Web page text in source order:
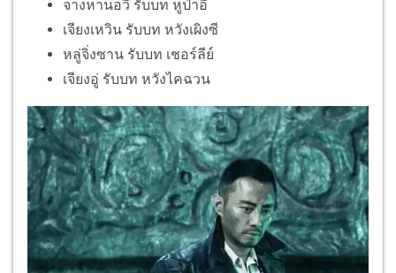
จางหานอวี่ รับบท หูป๋าอี้
เจียงเหวิน รับบท หวังเผิงซี
หลู่จิ่งซาน รับบท เชอร์ลีย์
เจียงอู่ รับบท หวังไคฉวน